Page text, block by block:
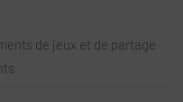
de jeux et de partage